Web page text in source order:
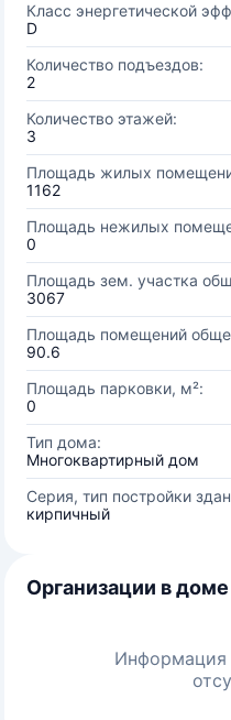
Класс энергетической
D
Количество подъездов:
2
Количество этажей:
3
Площадь жилых
1162
Площадь нежилых
0
Площадь зем. участка
3067
Площадь помещений
90.6
Площадь парковки, м²:
0
Тип дома:
Многоквартирный дом
Серия, тип постройки
кирпичный
Организации в доме
Информация